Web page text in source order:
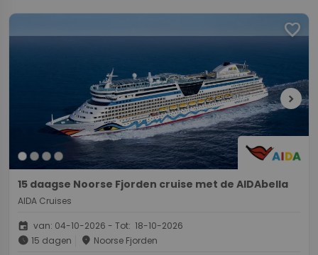
favorite
chevron_right
15 daagse Noorse Fjorden cruise met de AIDAbella
AIDA Cruises
event van: 04-10-2026 - Tot: 18-10-2026
schedule 15 dagen place Noorse Fjorden